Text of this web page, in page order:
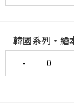
韓國系列‧繪